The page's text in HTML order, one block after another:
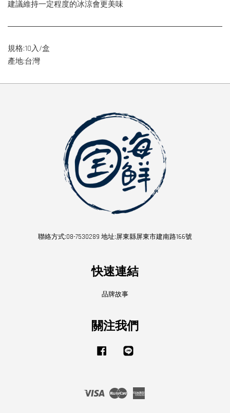
建議維持一定程度的冰涼會更美味
規格:10入/盒
產地:台灣
聯絡方式:08-7530289 地址:屏東縣屏東市建南路166號
快速連結
品牌故事
關注我們
Facebook
Visa Master